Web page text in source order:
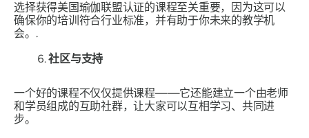
选择获得美国瑜伽联盟认证的课程至关重要，因为这可以
确保你的培训符合行业标准，并有助于你未来的教学机
会。.
社区与支持
一个好的课程不仅仅提供课程——它还能建立一个由老师
和学员组成的互助社群，让大家可以互相学习、共同进
步。